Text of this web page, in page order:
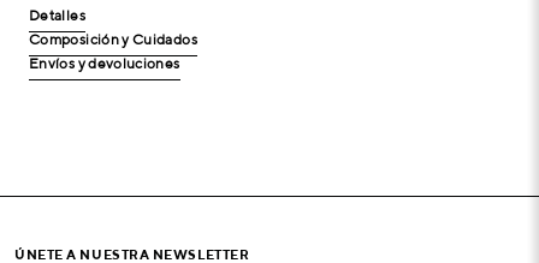
Detalles
Composición y Cuidados
Envíos y devoluciones
ÚNETE A NUESTRA NEWSLETTER